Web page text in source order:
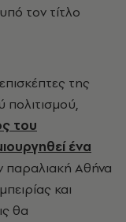
τον τίτλο
της
πολιτισμού,
του
ένα
παραλιακή Αθήνα
και
θα